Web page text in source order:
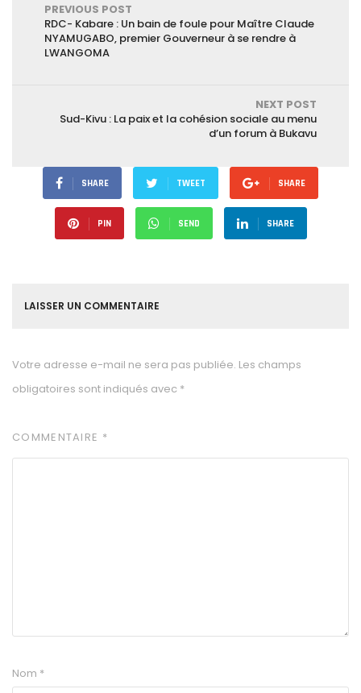
PREVIOUS POST
RDC- Kabare : Un bain de foule pour Maître Claude
NYAMUGABO, premier Gouverneur à se rendre à
LWANGOMA
NEXT POST
Sud-Kivu : La paix et la cohésion sociale au menu
d’un forum à Bukavu
SHARE TWEET SHARE
PIN SEND SHARE
LAISSER UN COMMENTAIRE
Votre adresse e-mail ne sera pas publiée. Les champs
obligatoires sont indiqués avec *
COMMENTAIRE *
Nom *